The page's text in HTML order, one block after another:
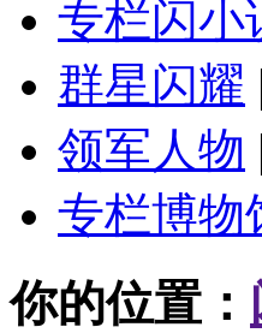
专栏闪小
群星闪耀 |
领军人物 |
专栏博物
你的位置：